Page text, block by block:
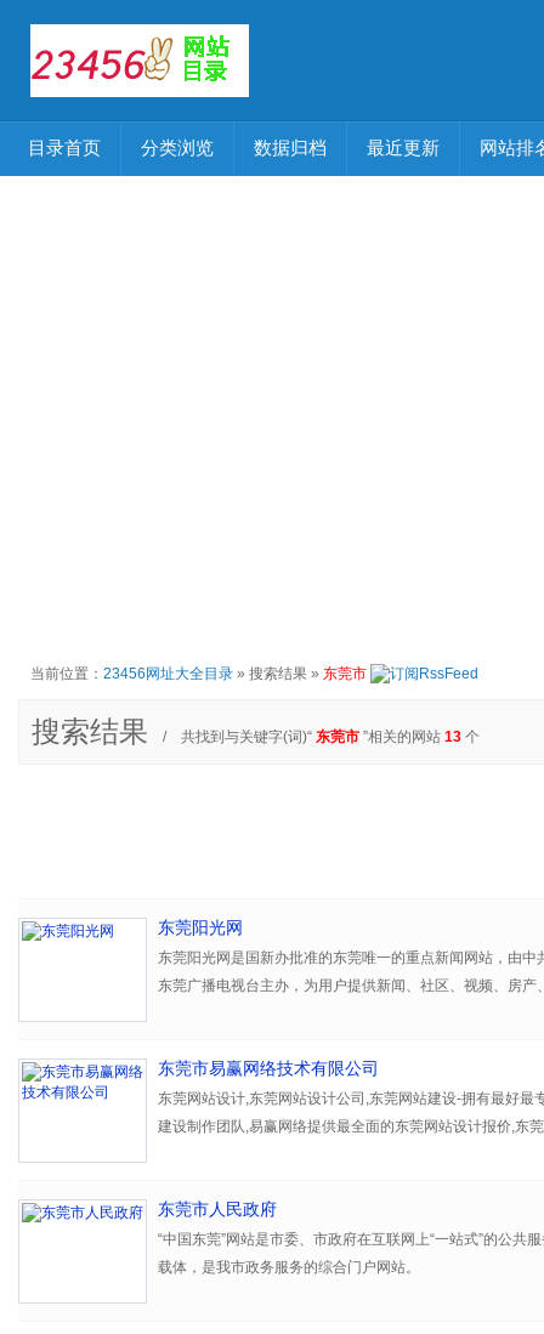
目录首页 分类浏览 数据归档 最近更新 网站排
当前位置： 23456网址大全目录 » 搜索结果 » 东莞市
搜索结果 / 共找到与关键字(词)“ 东莞市 ”相关的网站 13 个
东莞阳光网
东莞阳光网是国新办批准的东莞唯一的重点新闻网站，由中
东莞广播电视台主办，为用户提供新闻、社区、视频、房产
东莞市易赢网络技术有限公司
东莞网站设计,东莞网站设计公司,东莞网站建设-拥有最好最
建设制作团队,易赢网络提供最全面的东莞网站设计报价,东
东莞市人民政府
“中国东莞”网站是市委、市政府在互联网上“一站式”的公共
载体，是我市政务服务的综合门户网站。